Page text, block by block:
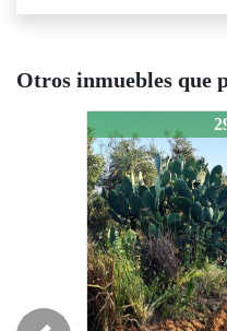
Otros inmuebles que
1247-96006